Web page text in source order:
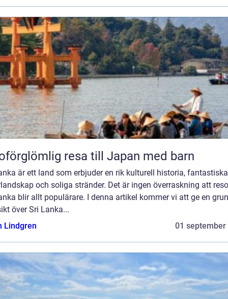
resa till Japan med barn
är ett land som erbjuder en rik kulturell historia, fantastiska
och soliga stränder. Det är ingen överraskning att
blir allt populärare. I denna artikel kommer vi att ge en
över Sri Lanka...
Lindgren
01 september